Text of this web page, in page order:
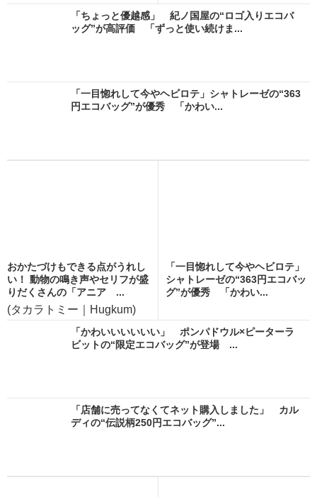
「ちょっと優越感」 紀ノ国屋の“ロゴ入りエコバ
ッグ”が高評価 「ずっと使い続けま...
「一目惚れして今やヘビロテ」シャトレーゼの“363
円エコバッグ”が優秀 「かわい...
おかたづけもできる点がうれし
い！ 動物の鳴き声やセリフが盛
りだくさんの「アニア ...
(タカラトミー｜Hugkum)
「一目惚れして今やヘビロテ」
シャトレーゼの“363円エコバッ
グ”が優秀 「かわい...
「かわいいいいいい」 ポンパドウル×ピーターラ
ビットの“限定エコバッグ”が登場 ...
「店舗に売ってなくてネット購入しました」 カル
ディの“伝説柄250円エコバッグ”...